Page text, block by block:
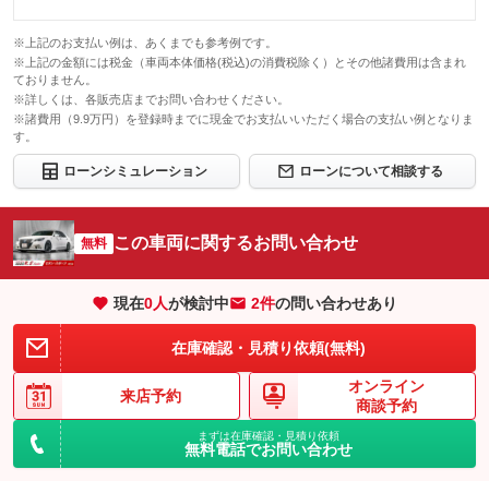
※上記のお支払い例は、あくまでも参考例です。
※上記の金額には税金（車両本体価格(税込)の消費税除く）とその他諸費用は含まれ
ておりません。
※詳しくは、各販売店までお問い合わせください。
※諸費用（9.9万円）を登録時までに現金でお支払いいただく場合の支払い例となりま
す。
ローンシミュレーション ローンについて相談する
無料 この車両に関するお問い合わせ
現在0人が検討中 2件の問い合わせあり
在庫確認・見積り依頼(無料)
来店予約
オンライン
商談予約
まずは在庫確認・見積り依頼
無料電話でお問い合わせ